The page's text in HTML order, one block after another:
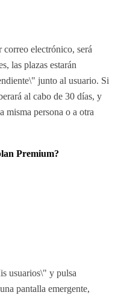
electrónico, será
las plazas estarán
junto al usuario. Si
al cabo de 30 días, y
misma persona o a otra
Premium?
usuarios\" y pulsa
pantalla emergente,